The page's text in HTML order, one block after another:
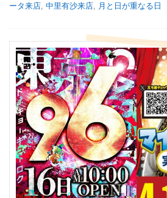
ータ来店, 中里有沙来店, 月と日が重なる日